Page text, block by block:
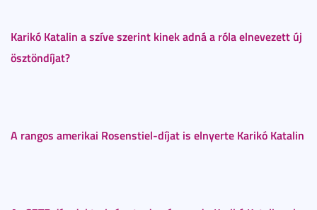
Karikó Katalin a szíve szerint kinek adná a róla elnevezett új
ösztöndíjat?
A rangos amerikai Rosenstiel-díjat is elnyerte Karikó Katalin